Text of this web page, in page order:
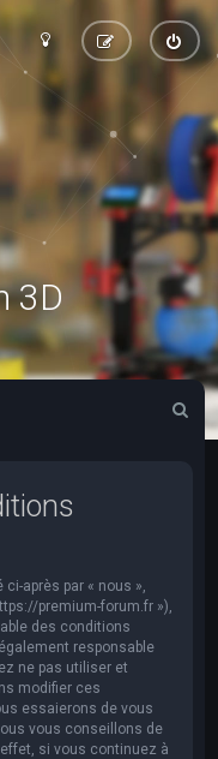
3D
après par « nous »,
premium-forum.fr »),
des conditions
responsable
ne pas utiliser et
modifier ces
essaierons de vous
vous conseillons de
si vous continuez à